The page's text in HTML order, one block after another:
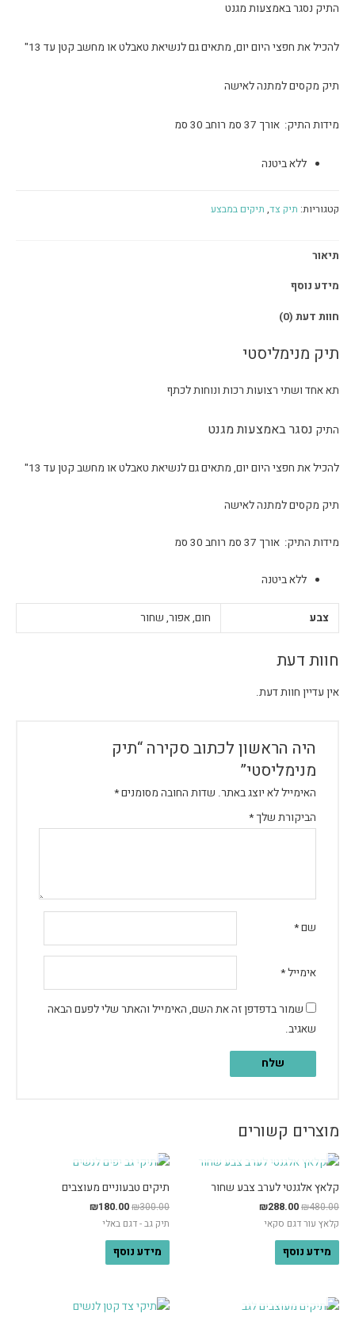
התיק נסגר באמצעות מגנט
להכיל את חפצי היום יום, מתאים גם לנשיאת טאבלט או מחשב קטן עד 13"
תיק מקסים למתנה לאישה
מידות התיק: אורך 37 סמ רוחב 30 סמ
ללא ביטנה
קטגוריות: תיק צד, תיקים במבצע
תיאור
מידע נוסף
חוות דעת (0)
תיק מנימליסטי
תא אחד ושתי רצועות רכות ונוחות לכתף
התיק נסגר באמצעות מגנט
להכיל את חפצי היום יום, מתאים גם לנשיאת טאבלט או מחשב קטן עד 13"
תיק מקסים למתנה לאישה
מידות התיק: אורך 37 סמ רוחב 30 סמ
ללא ביטנה
צבע חום, אפור, שחור
חוות דעת
אין עדיין חוות דעת.
היה הראשון לכתוב סקירה “תיק
מנימליסטי”
האימייל לא יוצג באתר. שדות החובה מסומנים*
הביקורת שלך*
שם*
אימייל*
שמור בדפדפן זה את השם, האימייל והאתר שלי לפעם הבאה
שאגיב.
מוצרים קשורים
אזל מן המלאי
קלאץ אלגנטי לערב צבע שחור
₪480.00
₪288.00
קלאץ עור דגם סקאי
מידע נוסף
תיקים טבעוניים מעוצבים
₪300.00
₪180.00
תיק גב - דגם באלי
מידע נוסף